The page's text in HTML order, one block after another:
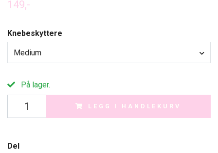
149,-
Knebeskyttere
Medium
På lager.
LEGG I HANDLEKURV
Del